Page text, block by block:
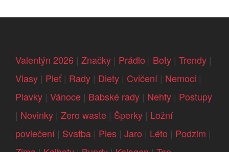
Valentýn 2026 | Značky | Prádlo | Boty | Trendy |
Vlasy | Pleť| Rady | Diety | Cvičení| Nemoci |
Plavky | Vánoce | Babské rady | Nehty | Postupy
| Novinky | Zero waste | Šperky | Ložní
povlečení| Svatba | Ples | Jaro | Léto | Podzim |